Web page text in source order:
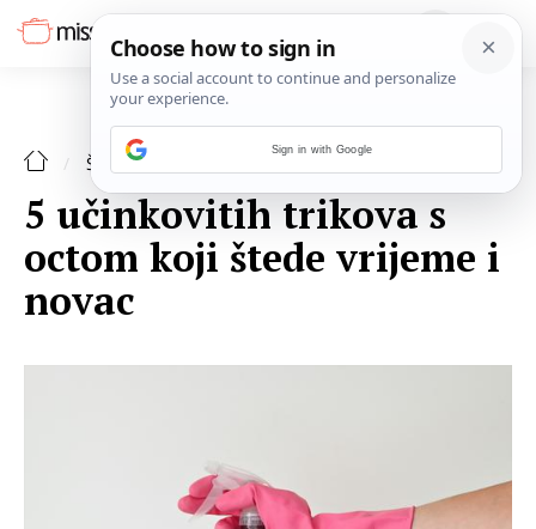
ŠPAJZA
5 učinkovitih trikova s
octom koji štede vrijeme i
novac
Sign in with Google